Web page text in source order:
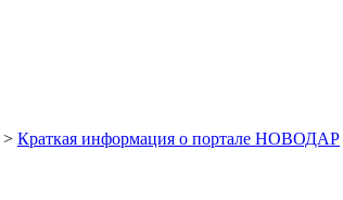
> Краткая информация о портале НОВОДАР